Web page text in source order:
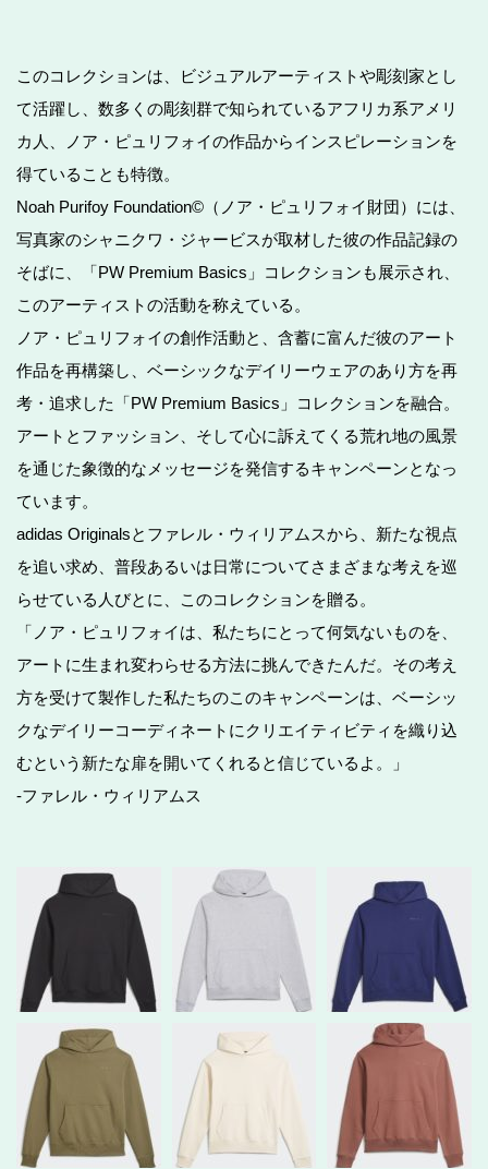
このコレクションは、ビジュアルアーティストや彫刻家とし
て活躍し、数多くの彫刻群で知られているアフリカ系アメリ
カ人、ノア・ピュリフォイの作品からインスピレーションを
得ていることも特徴。
Noah Purifoy Foundation©（ノア・ピュリフォイ財団）には、
写真家のシャニクワ・ジャービスが取材した彼の作品記録の
そばに、「PW Premium Basics」コレクションも展示され、
このアーティストの活動を称えている。
ノア・ピュリフォイの創作活動と、含蓄に富んだ彼のアート
作品を再構築し、ベーシックなデイリーウェアのあり方を再
考・追求した「PW Premium Basics」コレクションを融合。
アートとファッション、そして心に訴えてくる荒れ地の風景
を通じた象徴的なメッセージを発信するキャンペーンとなっ
ています。
adidas Originalsとファレル・ウィリアムスから、新たな視点
を追い求め、普段あるいは日常についてさまざまな考えを巡
らせている人びとに、このコレクションを贈る。
「ノア・ピュリフォイは、私たちにとって何気ないものを、
アートに生まれ変わらせる方法に挑んできたんだ。その考え
方を受けて製作した私たちのこのキャンペーンは、ベーシッ
クなデイリーコーディネートにクリエイティビティを織り込
むという新たな扉を開いてくれると信じているよ。」
-ファレル・ウィリアムス